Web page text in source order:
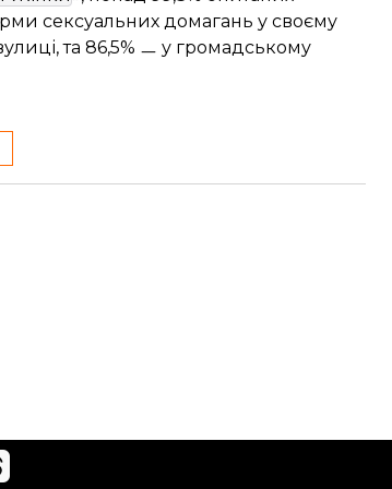
сексуальних домагань у своєму
та 86,5% ㅡ у громадському